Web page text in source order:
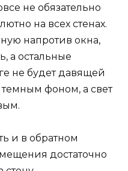
не обязательно
на всех стенах.
напротив окна,
а остальные
не будет давящей
фоном, а свет
и в обратном
достаточно